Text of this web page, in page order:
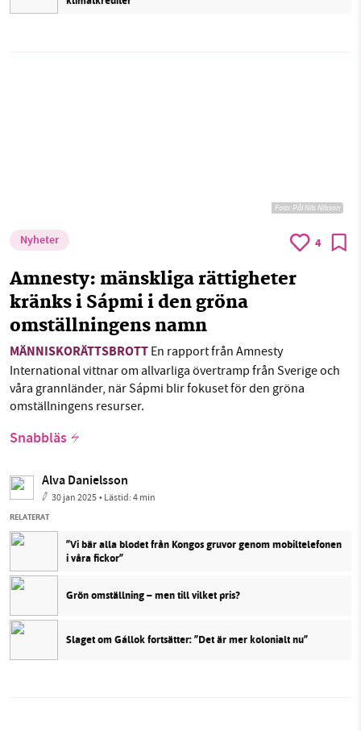
Foto: Pål Nils Nilsson
Nyheter 4
Amnesty: mänskliga rättigheter
kränks i Sápmi i den gröna
omställningens namn
MÄNNISKORÄTTSBROTT En rapport från Amnesty
International vittnar om allvarliga övertramp från Sverige och
våra grannländer, när Sápmi blir fokuset för den gröna
omställningens resurser.
Snabbläs
Alva Danielsson
30 jan 2025• Lästid:4 min
RELATERAT
”Vi bär alla blodet från Kongos gruvor genom mobiltelefonen
i våra fickor”
Grön omställning – men till vilket pris?
Slaget om Gállok fortsätter: ”Det är mer kolonialt nu”